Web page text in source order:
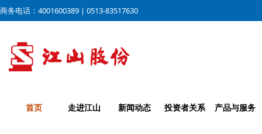
商务电话：4001600389 | 0513-83517630
首页 走进江山 新闻动态 投资者关系 产品与服务